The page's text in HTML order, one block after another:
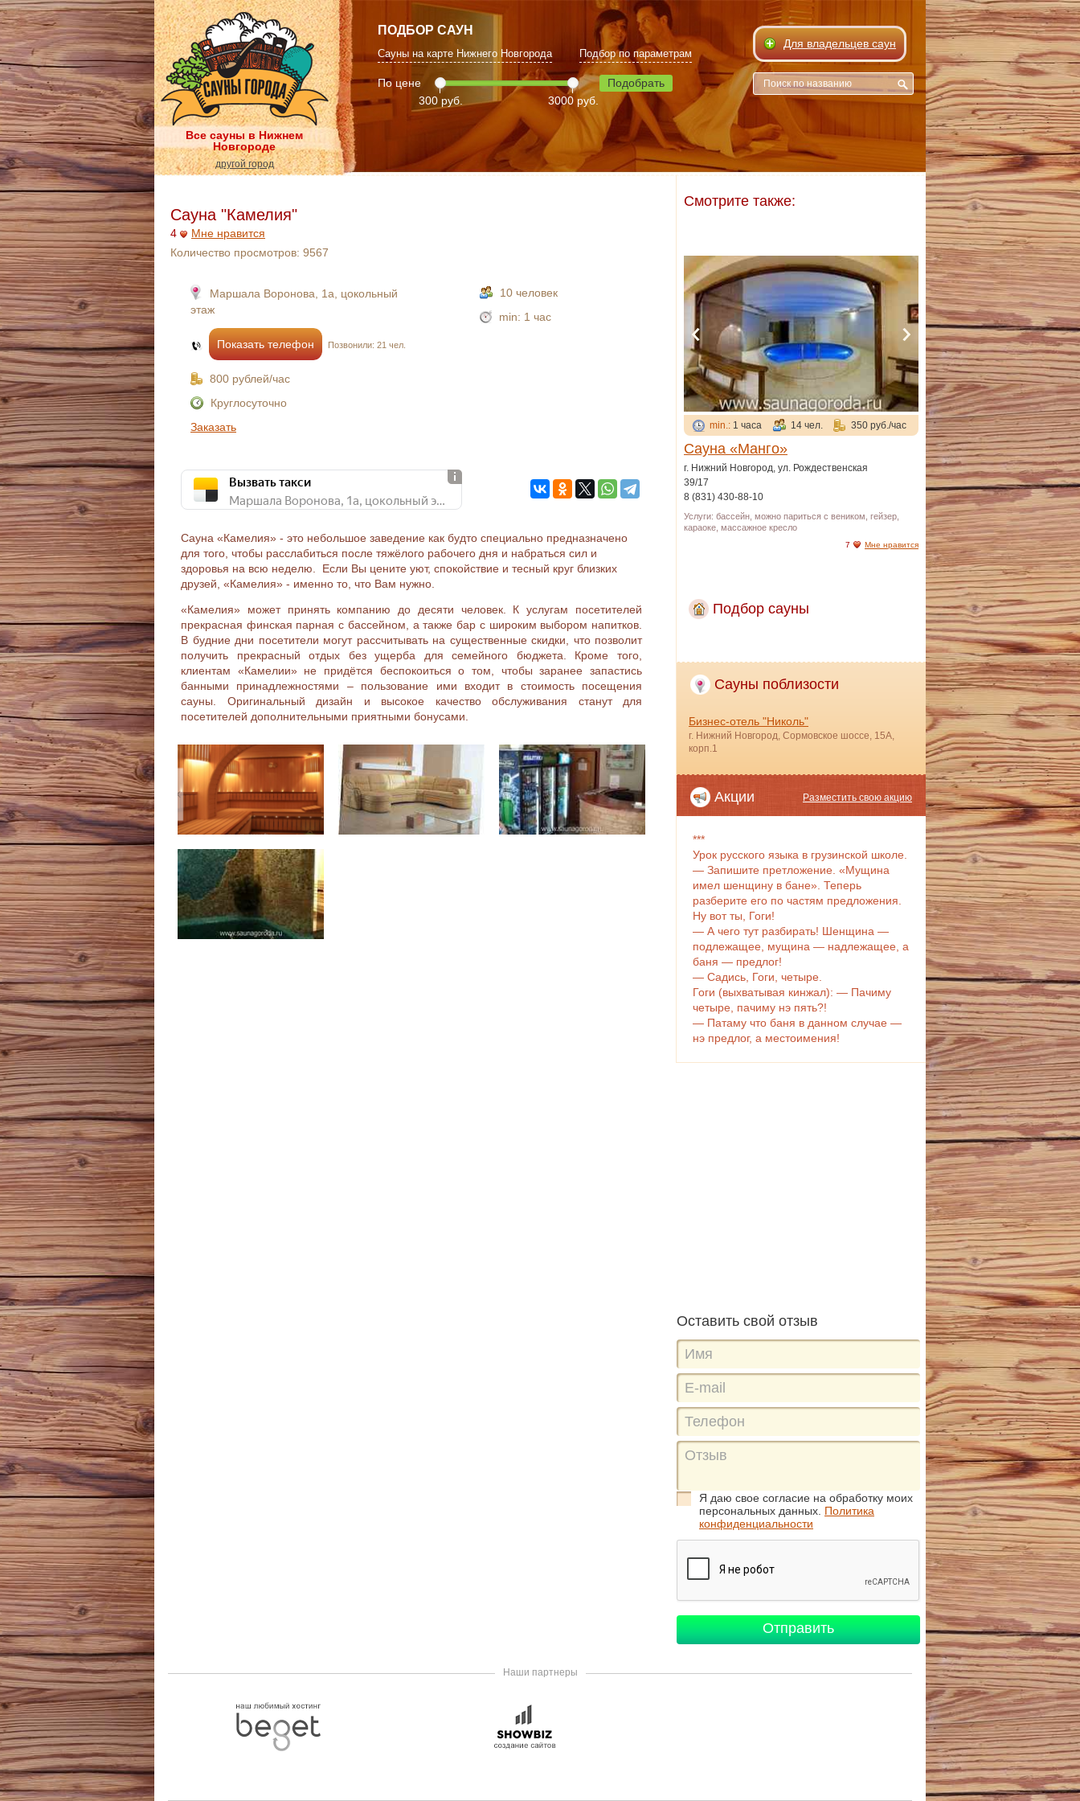
Все сауны в Нижнем
Новгороде
другой город
ПОДБОР САУН
Сауны на карте Нижнего Новгорода Подбор по параметрам
По цене
300 руб.
3000 руб.
Подобрать
Для владельцев саун
Сауна "Камелия"
4
Мне нравится
Количество просмотров: 9567
Маршала Воронова, 1а, цокольный
этаж
Показать телефон Позвонили: 21 чел.
800 рублей/час
Круглосуточно
Заказать
10 человек
min: 1 час
Вызвать такси
Маршала Воронова, 1а, цокольный этаж
Сауна «Камелия» - это небольшое заведение как будто специально предназначено
для того, чтобы расслабиться после тяжёлого рабочего дня и набраться сил и
здоровья на всю неделю. Если Вы цените уют, спокойствие и тесный круг близких
друзей, «Камелия» - именно то, что Вам нужно.
«Камелия» может принять компанию до десяти человек. К услугам посетителей
прекрасная финская парная с бассейном, а также бар с широким выбором напитков.
В будние дни посетители могут рассчитывать на существенные скидки, что позволит
получить прекрасный отдых без ущерба для семейного бюджета. Кроме того,
клиентам «Камелии» не придётся беспокоиться о том, чтобы заранее запастись
банными принадлежностями – пользование ими входит в стоимость посещения
сауны. Оригинальный дизайн и высокое качество обслуживания станут для
посетителей дополнительными приятными бонусами.
Смотрите также:
min.: 1 часа 14 чел. 350 руб./час
Сауна «Манго»
г. Нижний Новгород, ул. Рождественская
39/17
8 (831) 430-88-10
Услуги: бассейн, можно париться с веником, гейзер,
караоке, массажное кресло
7 Мне нравится
Подбор сауны
Сауны поблизости
Бизнес-отель "Николь"
г. Нижний Новгород, Сормовское шоссе, 15А,
корп.1
Акции Разместить свою акцию
***
Урок русского языка в грузинской школе.
— Запишите претложение. «Мущина
имел шенщину в бане». Теперь
разберите его по частям предложения.
Ну вот ты, Гоги!
— А чего тут разбирать! Шенщина —
подлежащее, мущина — надлежащее, а
баня — предлог!
— Садись, Гоги, четыре.
Гоги (выхватывая кинжал): — Пачиму
четыре, пачиму нэ пять?!
— Патаму что баня в данном случае —
нэ предлог, а местоимения!
Оставить свой отзыв
Я даю свое согласие на обработку моих
персональных данных. Политика
конфиденциальности
Наши партнеры